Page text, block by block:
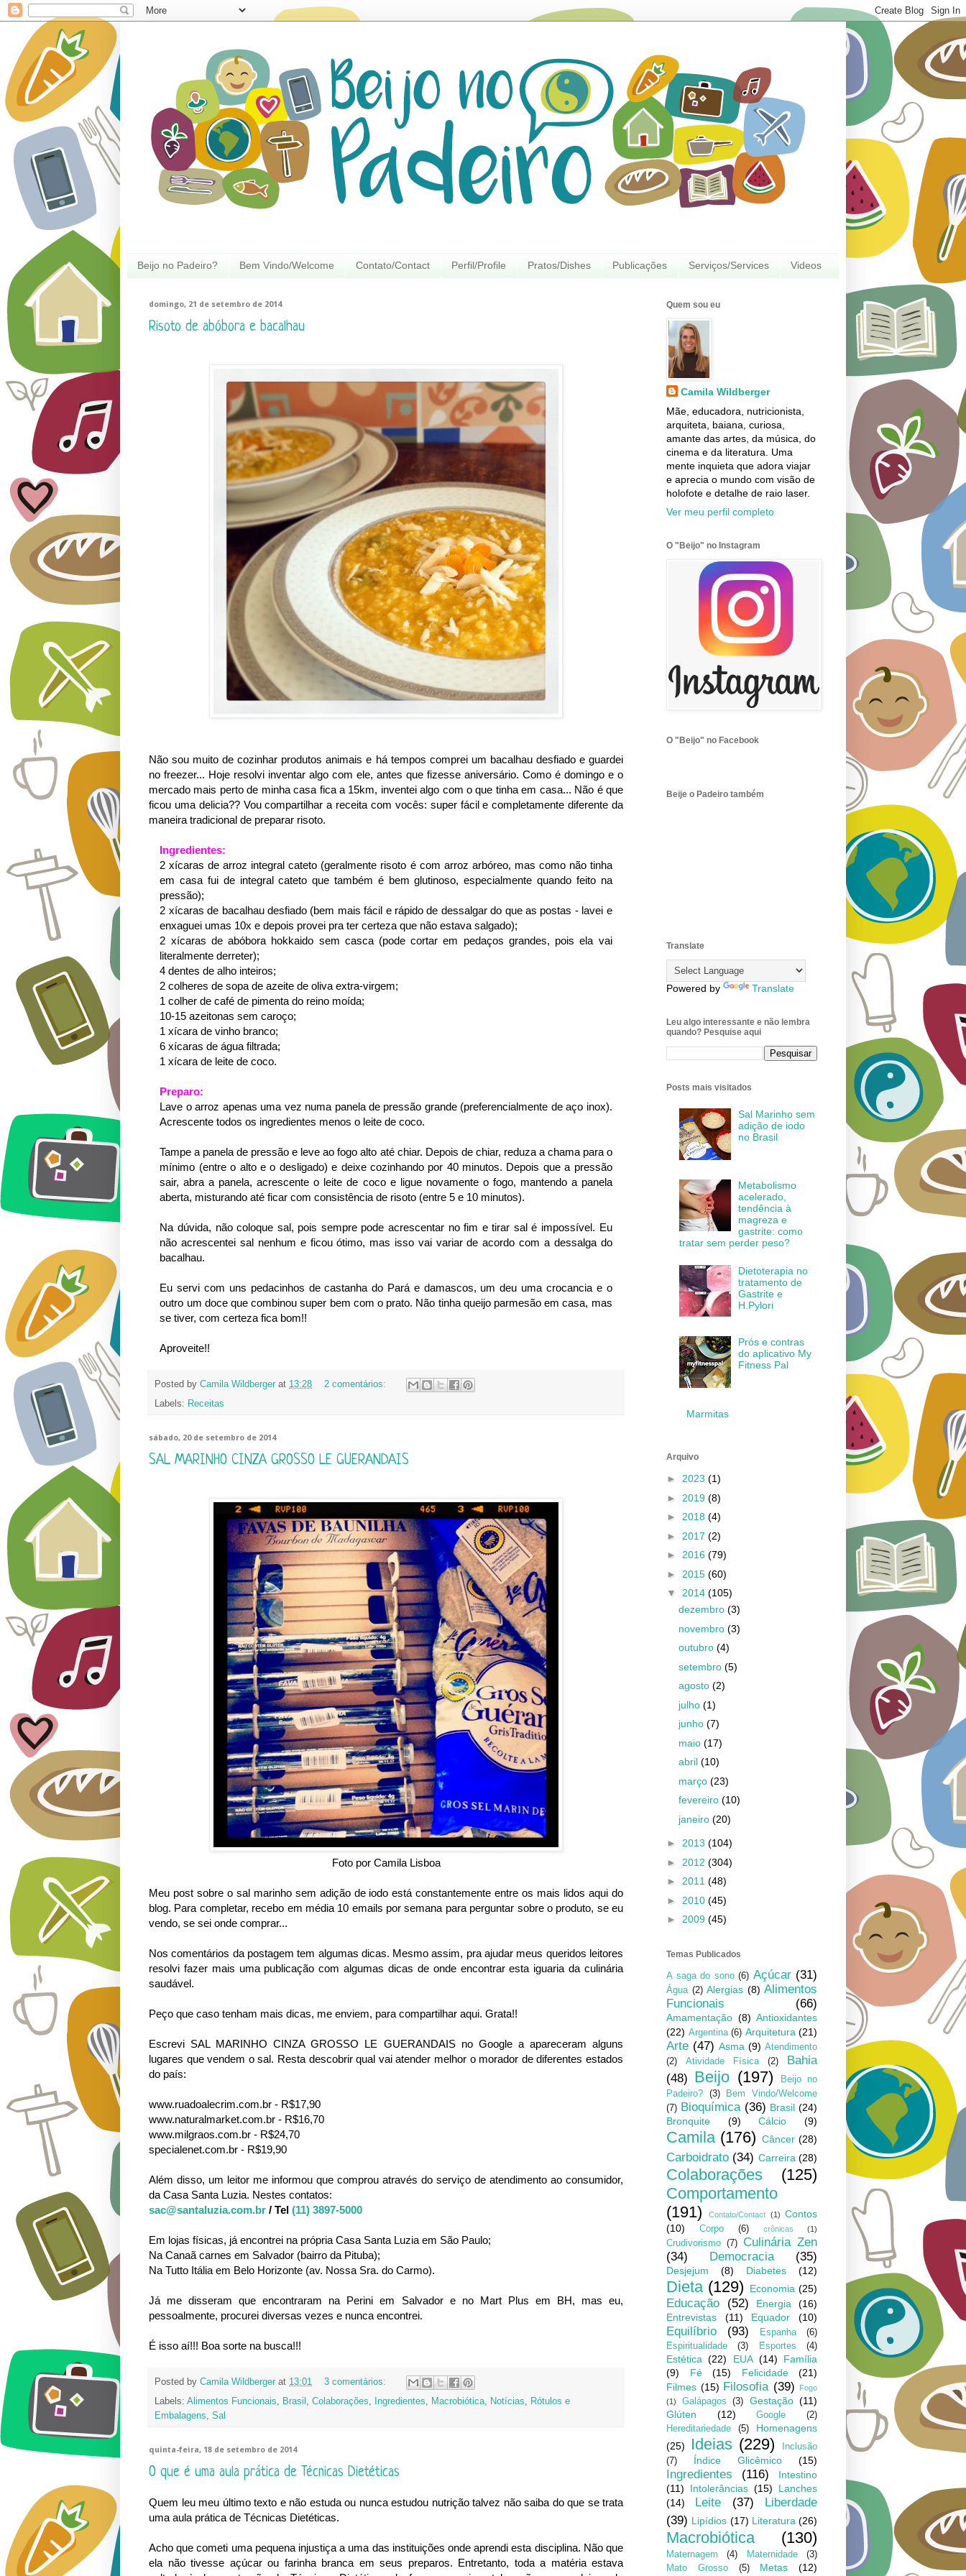
Beijo no Padeiro? Bem Vindo/Welcome Contato/Contact Perfil/Profile Pratos/Dishes Publicações Serviços/Services Videos
domingo, 21 de setembro de 2014
Risoto de abóbora e bacalhau
Não sou muito de cozinhar produtos animais e há tempos comprei um bacalhau desfiado e guardei
no freezer... Hoje resolvi inventar algo com ele, antes que fizesse aniversário. Como é domingo e o
mercado mais perto de minha casa fica a 15km, inventei algo com o que tinha em casa... Não é que
ficou uma delicia?? Vou compartilhar a receita com vocês: super fácil e completamente diferente da
maneira tradicional de preparar risoto.
Ingredientes:
2 xícaras de arroz integral cateto (geralmente risoto é com arroz arbóreo, mas como não tinha
em casa fui de integral cateto que também é bem glutinoso, especialmente quando feito na
pressão);
2 xícaras de bacalhau desfiado (bem mais fácil e rápido de dessalgar do que as postas - lavei e
enxaguei umas 10x e depois provei pra ter certeza que não estava salgado);
2 xícaras de abóbora hokkaido sem casca (pode cortar em pedaços grandes, pois ela vai
literalmente derreter);
4 dentes de alho inteiros;
2 colheres de sopa de azeite de oliva extra-virgem;
1 colher de café de pimenta do reino moída;
10-15 azeitonas sem caroço;
1 xícara de vinho branco;
6 xícaras de água filtrada;
1 xícara de leite de coco.
Preparo:
Lave o arroz apenas uma vez numa panela de pressão grande (preferencialmente de aço inox).
Acrescente todos os ingredientes menos o leite de coco.
Tampe a panela de pressão e leve ao fogo alto até chiar. Depois de chiar, reduza a chama para o
mínimo (entre o alto e o desligado) e deixe cozinhando por 40 minutos. Depois que a pressão
sair, abra a panela, acrescente o leite de coco e ligue novamente o fogo, mantendo a panela
aberta, misturando até ficar com consistência de risoto (entre 5 e 10 minutos).
Na dúvida, não coloque sal, pois sempre pode acrescentar no fim e tirar sal é impossível. Eu
não acrescentei sal nenhum e ficou ótimo, mas isso vai variar de acordo com a dessalga do
bacalhau.
Eu servi com uns pedacinhos de castanha do Pará e damascos, um deu uma crocancia e o
outro um doce que combinou super bem com o prato. Não tinha queijo parmesão em casa, mas
se tiver, com certeza fica bom!!
Aproveite!!
Posted by Camila Wildberger at 13:28
2 comentários:
Labels: Receitas
sábado, 20 de setembro de 2014
SAL MARINHO CINZA GROSSO LE GUERANDAIS
Foto por Camila Lisboa
Meu post sobre o sal marinho sem adição de iodo está constantemente entre os mais lidos aqui do
blog. Para completar, recebo em média 10 emails por semana para perguntar sobre o produto, se eu
vendo, se sei onde comprar...
Nos comentários da postagem tem algumas dicas. Mesmo assim, pra ajudar meus queridos leitores
resolvi fazer mais uma publicação com algumas dicas de onde encontrar esta iguaria da culinária
saudável.
Peço que caso tenham mais dicas, me enviem, para compartilhar aqui. Grata!!
Escrevi SAL MARINHO CINZA GROSSO LE GUERANDAIS no Google a apareceram alguns
lugares que vendem o sal. Resta descobrir qual vai atender melhor o morador de diferentes estados
do país:
www.ruadoalecrim.com.br - R$17,90
www.naturalmarket.com.br - R$16,70
www.milgraos.com.br - R$24,70
specialenet.com.br - R$19,90
Além disso, um leitor me informou que comprou através do serviço de atendimento ao consumidor,
da Casa Santa Luzia. Nestes contatos:
sac@santaluzia.com.br / Tel (11) 3897-5000
Em lojas físicas, já encontrei na própria Casa Santa Luzia em São Paulo;
Na Canaã carnes em Salvador (bairro da Pituba);
Na Tutto Itália em Belo Horizonte (av. Nossa Sra. do Carmo).
Já me disseram que encontraram na Perini em Salvador e no Mart Plus em BH, mas eu,
pessoalmente, procurei diversas vezes e nunca encontrei.
É isso aí!!! Boa sorte na busca!!!
Posted by Camila Wildberger at 13:01
3 comentários:
Labels: Alimentos Funcionais, Brasil , Colaborações, Ingredientes, Macrobiótica, Notícias, Rótulos e
Embalagens, Sal
quinta-feira, 18 de setembro de 2014
O que é uma aula prática de Técnicas Dietéticas
Quem leu meu último texto e não estuda ou nunca estudou nutrição talvez não saiba do que se trata
uma aula prática de Técnicas Dietéticas.
Acho que cometi uma pequena injustiça a uma das instituições onde aprendi esta disciplina. Não que
ela não tivesse açúcar ou farinha branca em seus preparos. Entretanto, toda a matéria estava
Quem sou eu
Camila Wildberger
Mãe, educadora, nutricionista,
arquiteta, baiana, curiosa,
amante das artes, da música, do
cinema e da literatura. Uma
mente inquieta que adora viajar
e aprecia o mundo com visão de
holofote e detalhe de raio laser.
Ver meu perfil completo
O "Beijo" no Instagram
O "Beijo" no Facebook
Beije o Padeiro também
Translate
Powered by Translate
Leu algo interessante e não lembra
quando? Pesquise aqui
Posts mais visitados
Sal Marinho sem
adição de iodo
no Brasil
Metabolismo
acelerado,
tendência à
magreza e
gastrite: como
tratar sem perder peso?
Dietoterapia no
tratamento de
Gastrite e
H.Pylori
Prós e contras
do aplicativo My
Fitness Pal
Marmitas
Arquivo
► 2023 (1)
► 2019 (8)
► 2018 (4)
► 2017 (2)
► 2016 (79)
► 2015 (60)
▼ 2014 (105)
dezembro (3)
novembro (3)
outubro (4)
setembro (5)
agosto (2)
julho (1)
junho (7)
maio (17)
abril (10)
março (23)
fevereiro (10)
janeiro (20)
► 2013 (104)
► 2012 (304)
► 2011 (48)
► 2010 (45)
► 2009 (45)
Temas Publicados
A saga do sono (6) Açúcar (31)
Água (2) Alergias (8) Alimentos
Funcionais
(66)
Amamentação (8) Antioxidantes
(22) Argentina (6) Arquitetura (21)
Arte (47) Asma (9) Atendimento
(2)
Atividade Física (2)
Bahia
(48) Beijo (197)
Beijo no
Padeiro?
(3)
Bem Vindo/Welcome
(7) Bioquímica (36) Brasil (24)
Bronquite
(9) Cálcio (9)
Camila (176) Câncer (28)
Carboidrato (34) Carreira (28)
Colaborações
(125)
Comportamento
(191)
Contato/Contact (1) Contos
(10)
Corpo (6) crônicas (1)
Crudivorismo (7) Culinária Zen
(34)
Democracia (35)
Desjejum (8) Diabetes (12)
Dieta (129) Economia (25)
Educação (52) Energia
(16)
Entrevistas
(11) Equador (10)
Equilíbrio (93) Espanha
(6)
Espiritualidade
(3) Esportes (4)
Estética (22) EUA (14)
Família
(9)
Fé (15) Felicidade
(21)
Filmes (15) Filosofia (39)
Fogo
(1)
Galápagos (3) Gestação (11)
Glúten
(12) Google
(2)
Hereditariedade
(5)
Homenagens
(25)
Ideias (229)
Inclusão
(7)
Índice Glicêmico (15)
Ingredientes (116)
Intestino
(11)
Intolerâncias (15)
Lanches
(14)
Leite (37)
Liberdade
(39) Lipídios (17) Literatura (26)
Macrobiótica (130)
Maternagem (4) Maternidade
(3)
Mato Grosso
(5) Metas
(12)